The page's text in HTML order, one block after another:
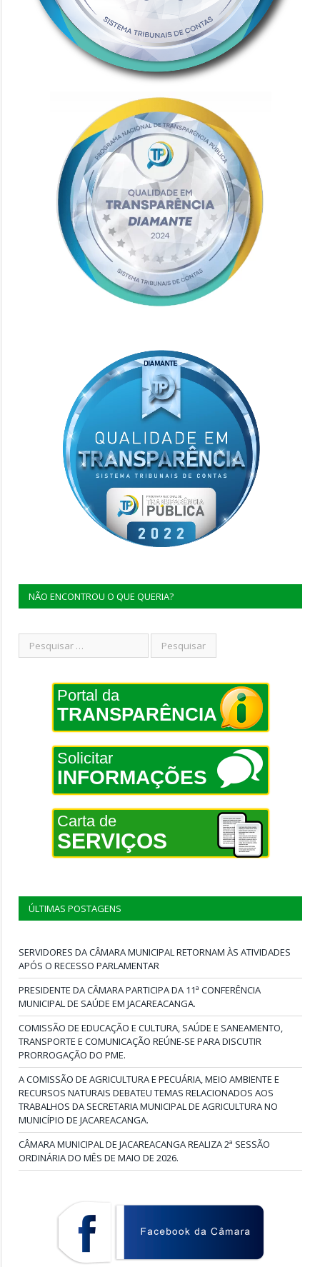
NÃO ENCONTROU O QUE QUERIA?
Portal da
TRANSPARÊNCIA
Solicitar
INFORMAÇÕES
Carta de
SERVIÇOS
ÚLTIMAS POSTAGENS
SERVIDORES DA CÂMARA MUNICIPAL RETORNAM ÀS ATIVIDADES
APÓS O RECESSO PARLAMENTAR
PRESIDENTE DA CÂMARA PARTICIPA DA 11ª CONFERÊNCIA
MUNICIPAL DE SAÚDE EM JACAREACANGA.
COMISSÃO DE EDUCAÇÃO E CULTURA, SAÚDE E SANEAMENTO,
TRANSPORTE E COMUNICAÇÃO REÚNE-SE PARA DISCUTIR
PRORROGAÇÃO DO PME.
A COMISSÃO DE AGRICULTURA E PECUÁRIA, MEIO AMBIENTE E
RECURSOS NATURAIS DEBATEU TEMAS RELACIONADOS AOS
TRABALHOS DA SECRETARIA MUNICIPAL DE AGRICULTURA NO
MUNICÍPIO DE JACAREACANGA.
CÂMARA MUNICIPAL DE JACAREACANGA REALIZA 2ª SESSÃO
ORDINÁRIA DO MÊS DE MAIO DE 2026.